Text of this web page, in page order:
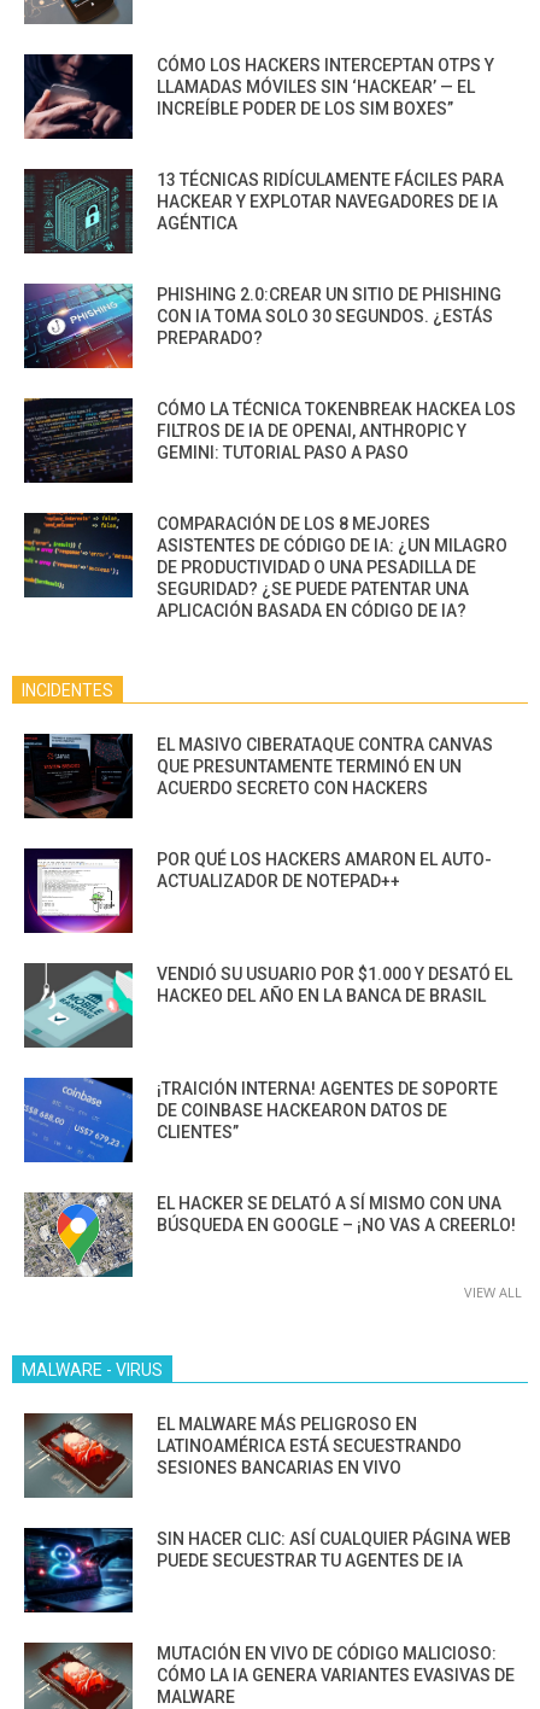
CÓMO LOS HACKERS INTERCEPTAN OTPS Y
LLAMADAS MÓVILES SIN ‘HACKEAR’ — EL
INCREÍBLE PODER DE LOS SIM BOXES”
13 TÉCNICAS RIDÍCULAMENTE FÁCILES PARA
HACKEAR Y EXPLOTAR NAVEGADORES DE IA
AGÉNTICA
PHISHING 2.0:CREAR UN SITIO DE PHISHING
CON IA TOMA SOLO 30 SEGUNDOS. ¿ESTÁS
PREPARADO?
CÓMO LA TÉCNICA TOKENBREAK HACKEA LOS
FILTROS DE IA DE OPENAI, ANTHROPIC Y
GEMINI: TUTORIAL PASO A PASO
COMPARACIÓN DE LOS 8 MEJORES
ASISTENTES DE CÓDIGO DE IA: ¿UN MILAGRO
DE PRODUCTIVIDAD O UNA PESADILLA DE
SEGURIDAD? ¿SE PUEDE PATENTAR UNA
APLICACIÓN BASADA EN CÓDIGO DE IA?
INCIDENTES
EL MASIVO CIBERATAQUE CONTRA CANVAS
QUE PRESUNTAMENTE TERMINÓ EN UN
ACUERDO SECRETO CON HACKERS
POR QUÉ LOS HACKERS AMARON EL AUTO-
ACTUALIZADOR DE NOTEPAD++
VENDIÓ SU USUARIO POR $1.000 Y DESATÓ EL
HACKEO DEL AÑO EN LA BANCA DE BRASIL
¡TRAICIÓN INTERNA! AGENTES DE SOPORTE
DE COINBASE HACKEARON DATOS DE
CLIENTES”
EL HACKER SE DELATÓ A SÍ MISMO CON UNA
BÚSQUEDA EN GOOGLE – ¡NO VAS A CREERLO!
VIEW ALL
MALWARE - VIRUS
EL MALWARE MÁS PELIGROSO EN
LATINOAMÉRICA ESTÁ SECUESTRANDO
SESIONES BANCARIAS EN VIVO
SIN HACER CLIC: ASÍ CUALQUIER PÁGINA WEB
PUEDE SECUESTRAR TU AGENTES DE IA
MUTACIÓN EN VIVO DE CÓDIGO MALICIOSO:
CÓMO LA IA GENERA VARIANTES EVASIVAS DE
MALWARE